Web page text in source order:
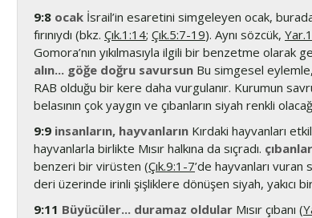
9:8 ocak İsrail’in esaretini simgeleyen ocak,
fırınıydı (bkz. Çık.1:14; Çık.5:7-19). Aynı sözcük,
Gomora’nın yıkılmasıyla ilgili bir benzetme olarak
alın... göğe doğru savursun Bu simgesel
RAB olduğu bir kere daha vurgulanır. Kurumun
belasının çok yaygın ve çıbanların siyah renkli
9:9 insanların, hayvanların Kırdaki hayvanları
hayvanlarla birlikte Mısır halkına da sıçradı. çıbanlar
benzeri bir virüsten (Çık.9:1-7’de hayvanları vuran
deri üzerinde irinli şişliklere dönüşen siyah, yakıcı
9:11 Büyücüler... duramaz oldular Mısır çıbanı (